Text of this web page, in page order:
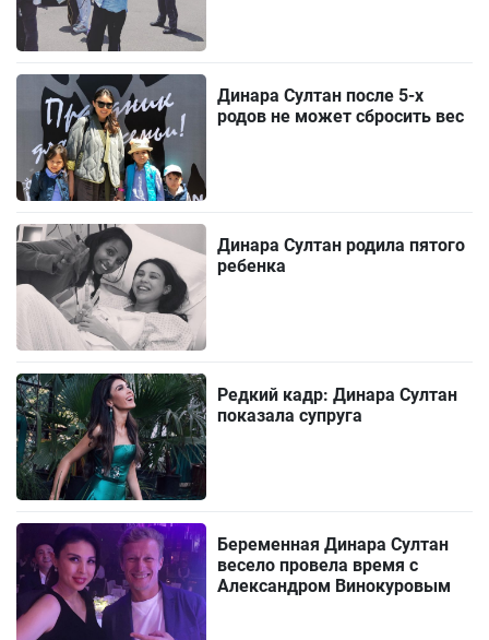
Динара Султан после 5-х
родов не может сбросить вес
Динара Султан родила пятого
ребенка
Редкий кадр: Динара Султан
показала супруга
Беременная Динара Султан
весело провела время с
Александром Винокуровым